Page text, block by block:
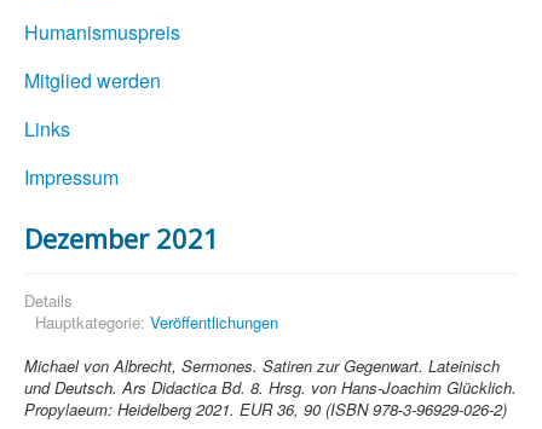
Humanismuspreis
Mitglied werden
Links
Impressum
Dezember 2021
Details
Hauptkategorie: Veröffentlichungen
Michael von Albrecht, Sermones. Satiren zur Gegenwart. Lateinisch
und Deutsch. Ars Didactica Bd. 8. Hrsg. von Hans-Joachim Glücklich.
Propylaeum: Heidelberg 2021. EUR 36, 90 (ISBN 978-3-96929-026-2)